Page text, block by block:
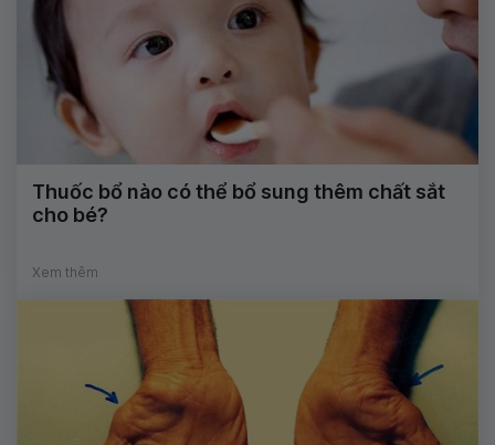
Thuốc bổ nào có thể bổ sung thêm chất sắt
cho bé?
Xem thêm